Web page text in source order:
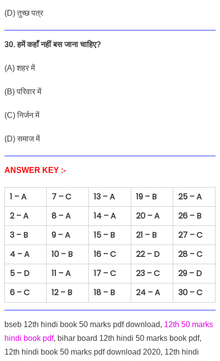
(D) तुच्छ पत्र
30. हमें कहाँ नहीं बस जाना चाहिए?
(A) शहर में
(B) परिवार में
(C) निर्जन में
(D) समाज में
ANSWER KEY :-
1 – A 7 – C 13 – A 19 – B
25 – A
2 – A
8 – A 14 – A 20 – A
26 – B
3 – B
9 – A 15 – B 21 – B
27 – C
4 – A
10 – B 16 – C 22 – D
28 – C
5 – D
11 – A 17 – C 23 – C
29 – D
6 – C
12 – B 18 – B 24 – A 30 – C
bseb 12th hindi book 50 marks pdf download, 12th 50 marks
hindi book pdf, bihar board 12th hindi 50 marks book pdf,
12th hindi book 50 marks pdf download 2020, 12th hindi